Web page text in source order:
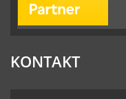
KONTAKT